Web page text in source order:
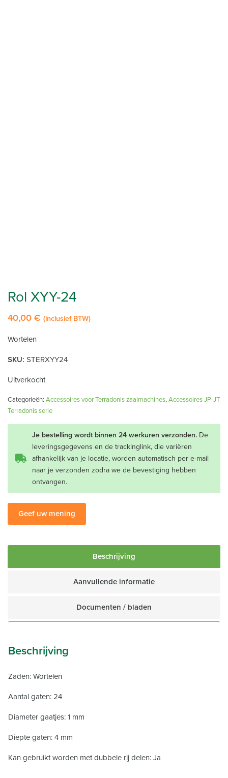
Rol XYY-24
40,00 € (inclusief BTW)
Wortelen
SKU: STERXYY24
Uitverkocht
Categorieën: Accessoires voor Terradonis zaaimachines,Accessoires JP-JT
Terradonis serie
Je bestelling wordt binnen 24 werkuren verzonden. De
leveringsgegevens en de trackinglink, die variëren
afhankelijk van je locatie, worden automatisch per e-mail
naar je verzonden zodra we de bevestiging hebben
ontvangen.
Geef uw mening
Beschrijving
Aanvullende informatie
Documenten / bladen
Beschrijving
Zaden: Wortelen
Aantal gaten: 24
Diameter gaatjes: 1 mm
Diepte gaten: 4 mm
Kan gebruikt worden met dubbele rij delen: Ja